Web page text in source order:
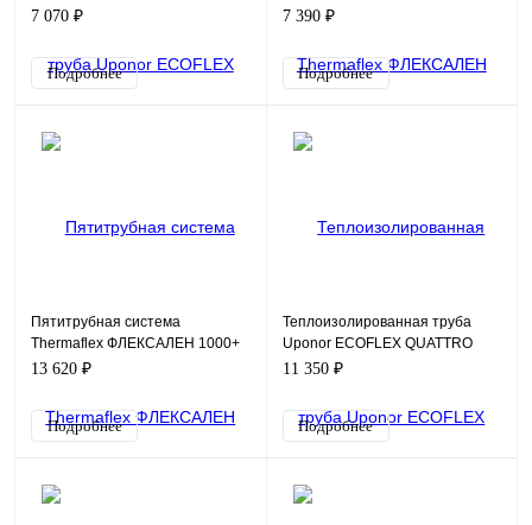
SINGLE ТРУБА 40X3,7/175 PN6
7 070 ₽
Подробнее
RS125A50 (для отопления и
7 390 ₽
Подробнее
Пятитрубная система
Thermaflex ФЛЕКСАЛЕН 1000+
FV+R200H2/32A3/25
13 620 ₽
Подробнее
Теплоизолированная труба
Uponor ECOFLEX QUATTRO
ТРУБА 2X32X2,9-32X4,4-
11 350 ₽
Подробнее